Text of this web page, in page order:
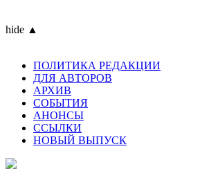
hide ▲
ПОЛИТИКА РЕДАКЦИИ
ДЛЯ АВТОРОВ
АРХИВ
СОБЫТИЯ
АНОНСЫ
ССЫЛКИ
НОВЫЙ ВЫПУСК